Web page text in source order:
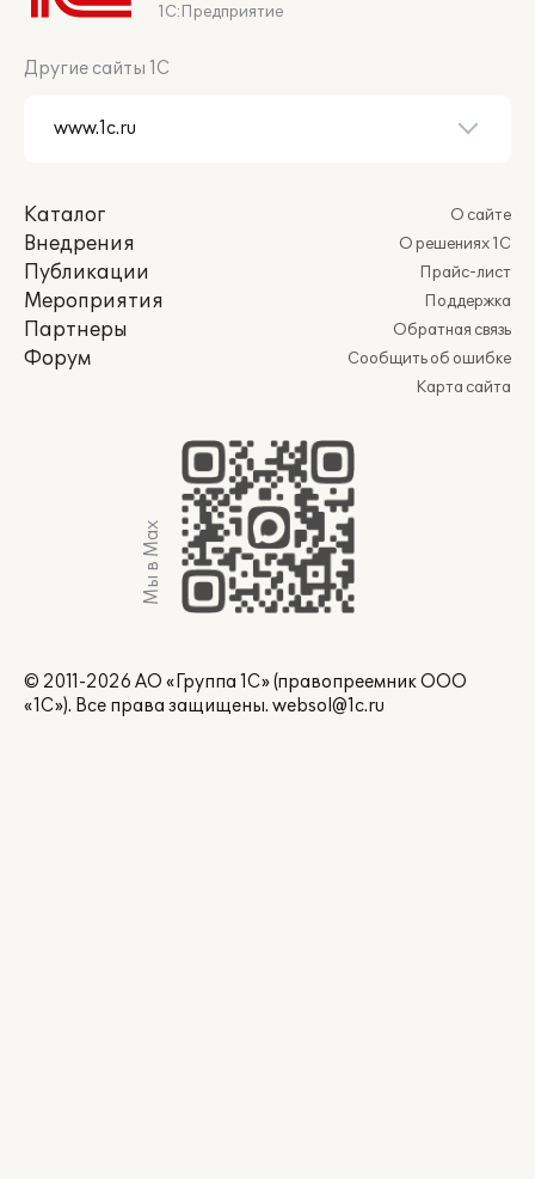
1С:Предприятие
Другие сайты 1С
Каталог
Внедрения
Публикации
Мероприятия
Партнеры
Форум
О сайте
О решениях 1С
Прайс-лист
Поддержка
Обратная связь
Сообщить об ошибке
Карта сайта
Мы в Max
© 2011-2026 АО «Группа 1С» (правопреемник ООО
«1С»). Все права защищены. websol@1c.ru